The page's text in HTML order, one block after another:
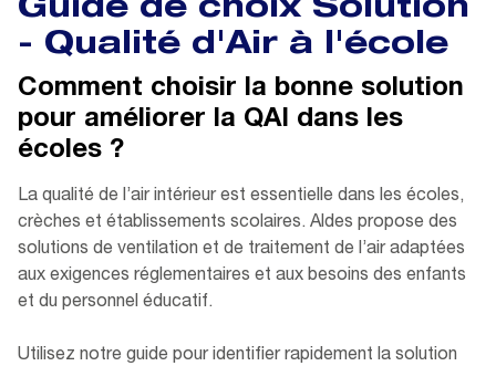
Guide de choix Solution
- Qualité d'Air à l'école
Comment choisir la bonne solution
pour améliorer la QAI dans les
écoles ?
La qualité de l’air intérieur est essentielle dans les écoles,
crèches et établissements scolaires. Aldes propose des
solutions de ventilation et de traitement de l’air adaptées
aux exigences réglementaires et aux besoins des enfants
et du personnel éducatif.
Utilisez notre guide pour identifier rapidement la solution